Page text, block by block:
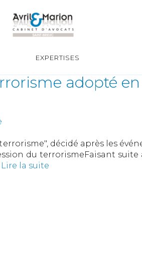
EXPERTISES
adopté
décidé après les
du terrorismeFaisant
Lire la suite